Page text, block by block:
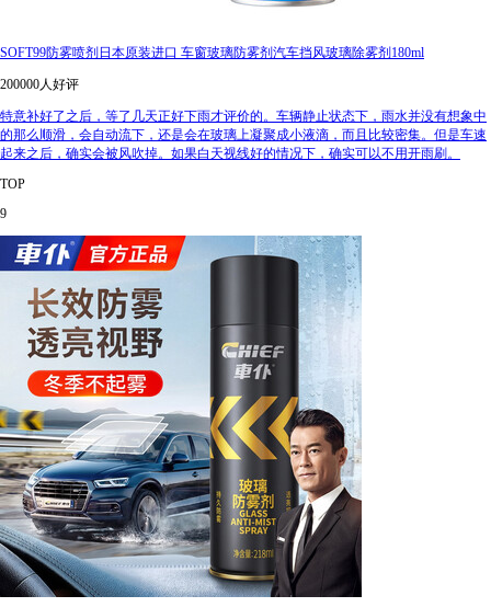
SOFT99防雾喷剂日本原装进口 车窗玻璃防雾剂汽车挡风玻璃除雾剂180ml
200000人好评
特意补好了之后，等了几天正好下雨才评价的。车辆静止状态下，雨水并没有想象中
的那么顺滑，会自动流下，还是会在玻璃上凝聚成小液滴，而且比较密集。但是车速
起来之后，确实会被风吹掉。如果白天视线好的情况下，确实可以不用开雨刷。
TOP
9